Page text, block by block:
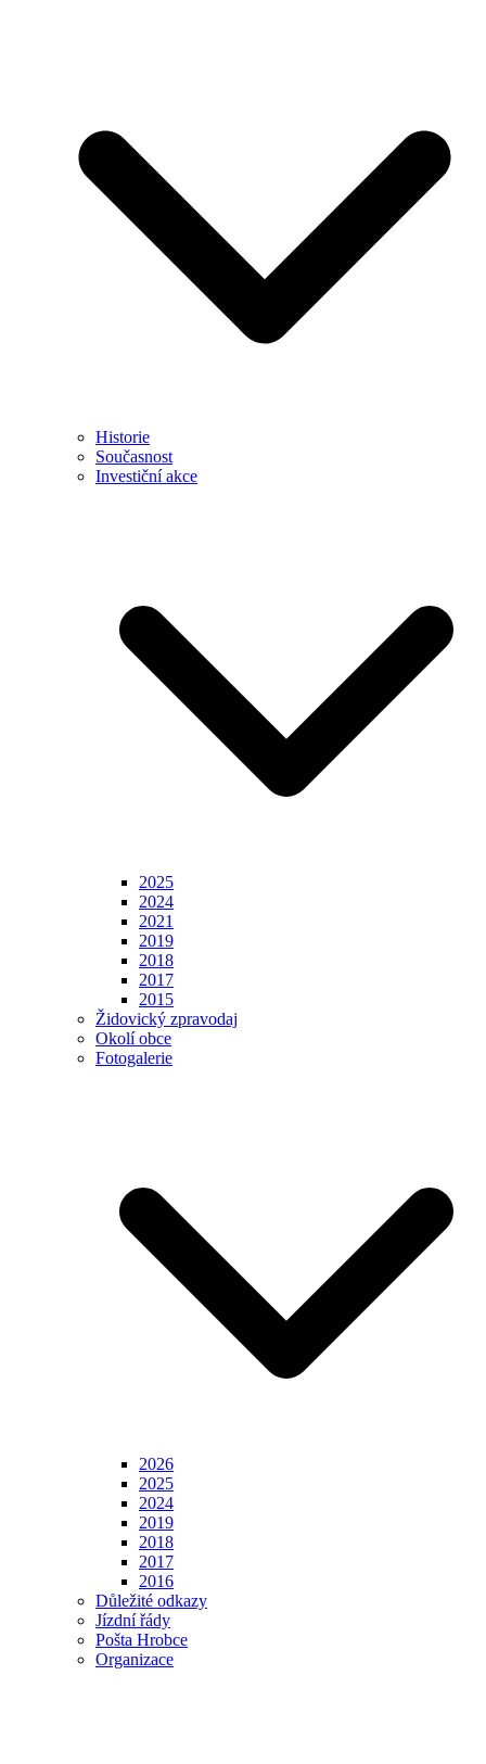
Historie
Současnost
Investiční akce
2025
2024
2021
2019
2018
2017
2015
Židovický zpravodaj
Okolí obce
Fotogalerie
2026
2025
2024
2019
2018
2017
2016
Důležité odkazy
Jízdní řády
Pošta Hrobce
Organizace